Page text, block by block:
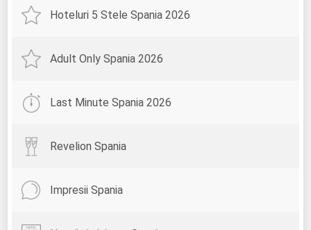
Hoteluri 5 Stele Spania 2026
Adult Only Spania 2026
Last Minute Spania 2026
Revelion Spania
Impresii Spania